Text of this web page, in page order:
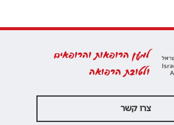
למען הרופאות והרופאים
ולטובת הרפואה
צרו קשר